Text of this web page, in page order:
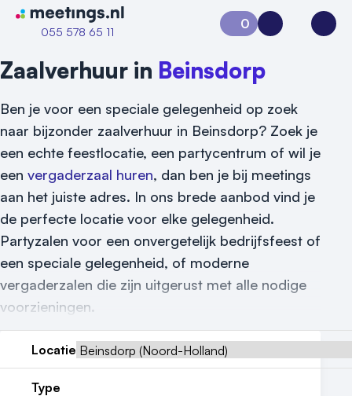
Naar home van Meetings
055 578 65 11
Vraag locatie aan
Locatiegids
Meld locatie aan
0
Aanvraag 0Inloggen
Zaalverhuur in Beinsdorp
Ben je voor een speciale gelegenheid op zoek
naar bijzonder zaalverhuur in Beinsdorp? Zoek je
een echte feestlocatie, een partycentrum of wil je
een vergaderzaal huren, dan ben je bij meetings
aan het juiste adres. In ons brede aanbod vind je
de perfecte locatie voor elke gelegenheid.
Partyzalen voor een onvergetelijk bedrijfsfeest of
een speciale gelegenheid, of moderne
vergaderzalen die zijn uitgerust met alle nodige
voorzieningen.
Locatie
Type